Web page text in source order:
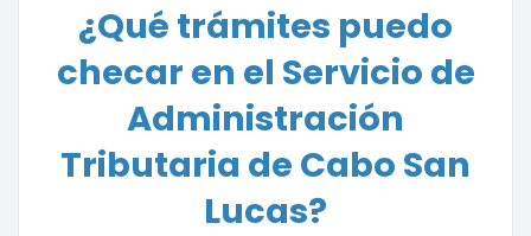
¿Qué trámites puedo
checar en el Servicio de
Administración
Tributaria de Cabo San
Lucas?